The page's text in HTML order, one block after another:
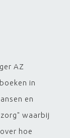
AZ
in
en
waarbij
hoe